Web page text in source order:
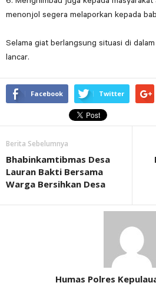
menonjol segera melaporkan kepada
Selama giat berlangsung situasi di
lancar.
Facebook Twitter
Berita Sebelumnya
Bhabinkamtibmas Desa
Lauran Bakti Bersama
Warga Bersihkan Desa
Humas Polres